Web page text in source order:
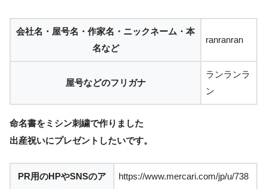
会社名・屋号名・作家名・ニックネーム・本
名など
ranranran
屋号などのフリガナ
ランランラ
ン
命名書をミシン刺繍で作りました
出産祝いにプレゼントしたいです。
PR用のHPやSNSのア
https://www.mercari.com/jp/u/738